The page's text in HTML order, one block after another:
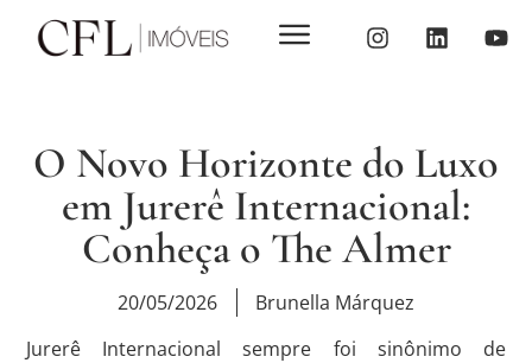
O Novo Horizonte do Luxo
em Jurerê Internacional:
Conheça o The Almer
20/05/2026
Brunella Márquez
Jurerê Internacional sempre foi sinônimo de